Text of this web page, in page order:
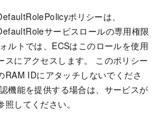
ポリシーは、
サービスロールの専用権限
ルトでは、ECSはこのロールを使用
スにアクセスします。 このポリシー
RAM IDにアタッチしないでくださ
機能を提供する場合は、サービスが
してください。